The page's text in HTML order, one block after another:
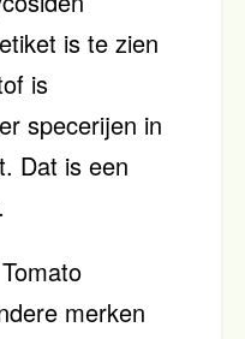
is te zien
is
specerijen in
Dat is een
merken